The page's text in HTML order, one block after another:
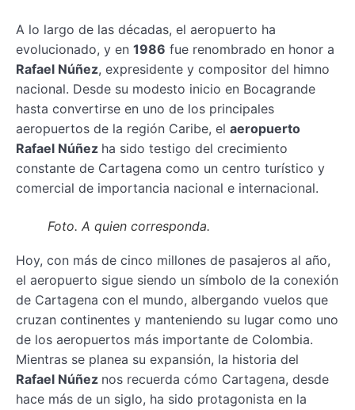
A lo largo de las décadas, el aeropuerto ha
evolucionado, y en 1986 fue renombrado en honor a
Rafael Núñez, expresidente y compositor del himno
nacional. Desde su modesto inicio en Bocagrande
hasta convertirse en uno de los principales
aeropuertos de la región Caribe, el aeropuerto
Rafael Núñez ha sido testigo del crecimiento
constante de Cartagena como un centro turístico y
comercial de importancia nacional e internacional.
Foto. A quien corresponda.
Hoy, con más de cinco millones de pasajeros al año,
el aeropuerto sigue siendo un símbolo de la conexión
de Cartagena con el mundo, albergando vuelos que
cruzan continentes y manteniendo su lugar como uno
de los aeropuertos más importante de Colombia.
Mientras se planea su expansión, la historia del
Rafael Núñez nos recuerda cómo Cartagena, desde
hace más de un siglo, ha sido protagonista en la